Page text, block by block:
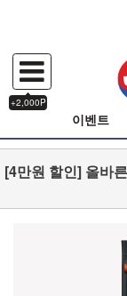
+2,000P
이벤트
[4만원 할인] 올바